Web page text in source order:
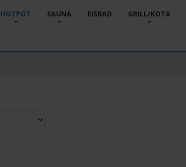
HOTPOT SAUNA EISBAD GRILL/KOTA